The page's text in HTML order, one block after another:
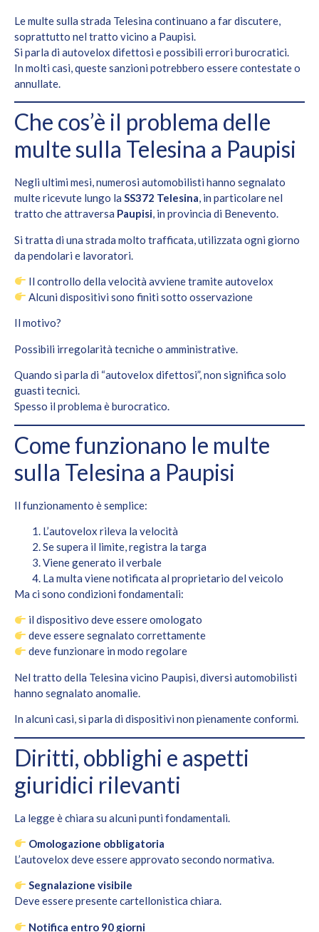
Le multe sulla strada Telesina continuano a far discutere,
soprattutto nel tratto vicino a Paupisi.
Si parla di autovelox difettosi e possibili errori burocratici.
In molti casi, queste sanzioni potrebbero essere contestate o
annullate.
Che cos’è il problema delle
multe sulla Telesina a Paupisi
Negli ultimi mesi, numerosi automobilisti hanno segnalato
multe ricevute lungo la SS372 Telesina, in particolare nel
tratto che attraversa Paupisi, in provincia di Benevento.
Si tratta di una strada molto trafficata, utilizzata ogni giorno
da pendolari e lavoratori.
Il controllo della velocità avviene tramite autovelox
Alcuni dispositivi sono finiti sotto osservazione
Il motivo?
Possibili irregolarità tecniche o amministrative.
Quando si parla di “autovelox difettosi”, non significa solo
guasti tecnici.
Spesso il problema è burocratico.
Come funzionano le multe
sulla Telesina a Paupisi
Il funzionamento è semplice:
L’autovelox rileva la velocità
Se supera il limite, registra la targa
Viene generato il verbale
La multa viene notificata al proprietario del veicolo
Ma ci sono condizioni fondamentali:
il dispositivo deve essere omologato
deve essere segnalato correttamente
deve funzionare in modo regolare
Nel tratto della Telesina vicino Paupisi, diversi automobilisti
hanno segnalato anomalie.
In alcuni casi, si parla di dispositivi non pienamente conformi.
Diritti, obblighi e aspetti
giuridici rilevanti
La legge è chiara su alcuni punti fondamentali.
Omologazione obbligatoria
L’autovelox deve essere approvato secondo normativa.
Segnalazione visibile
Deve essere presente cartellonistica chiara.
Notifica entro 90 giorni